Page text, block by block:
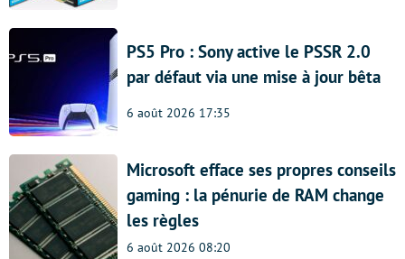
PS5 Pro : Sony active le PSSR 2.0
par défaut via une mise à jour bêta
6 août 2026 17:35
Microsoft efface ses propres conseils
gaming : la pénurie de RAM change
les règles
6 août 2026 08:20